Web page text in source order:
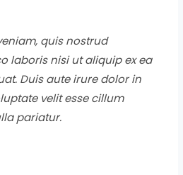
quis nostrud
laboris nisi ut aliquip ex ea
Duis aute irure dolor in
velit esse cillum
pariatur.